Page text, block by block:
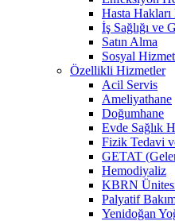
Hasta
İş Sağlığı ve
Satın Alma
Sosyal
Özellikli Hizmetler
Acil Servis
Ameliyathane
Doğumhane
Evde Sağlık
Fizik Tedavi
GETAT
Hemodiyaliz
KBRN
Palyatif
Yenidoğan